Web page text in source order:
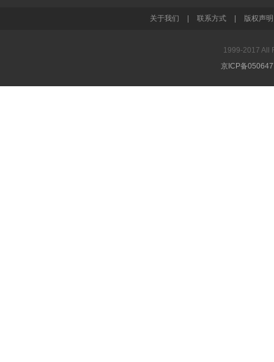
关于我们 | 联系方式 | 版权声明
1999-2017 All
京ICP备